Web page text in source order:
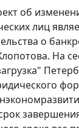
об
лиц
о
На